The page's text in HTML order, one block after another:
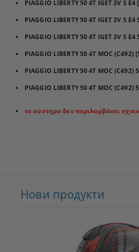
PIAGGIO LIBERTY 50 4T IGET 3V S E4
PIAGGIO LIBERTY 50 4T IGET 3V S E4
PIAGGIO LIBERTY 50 4T IGET 3V S E4
PIAGGIO LIBERTY 50 4T MOC (C492)
PIAGGIO LIBERTY 50 4T MOC (C492)
PIAGGIO LIBERTY 50 4T MOC (C492)
το σύστημα δεν περιλαμβάνει
Нови продукти